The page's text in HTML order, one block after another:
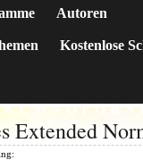
Autoren
Kostenlose
K L M N O P Q R S
Extended